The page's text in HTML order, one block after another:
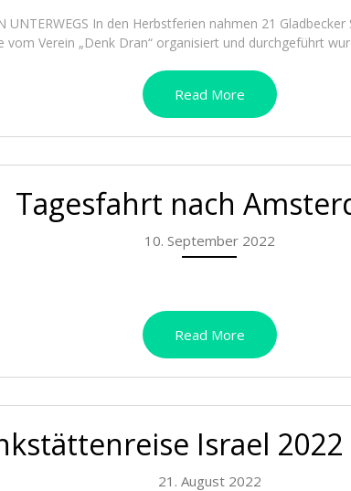
UNTERWEGS In den Herbstferien nahmen 21
Verein „Denk Dran“ organisiert und durchgeführt
Read More
Tagesfahrt nach
10. September 2022
Read More
Israel 2022
21. August 2022